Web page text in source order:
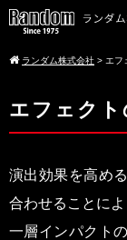
ランダム株式会社 > エフ
エフェク
演出効果を高め
合わせることによ
一層インパクト